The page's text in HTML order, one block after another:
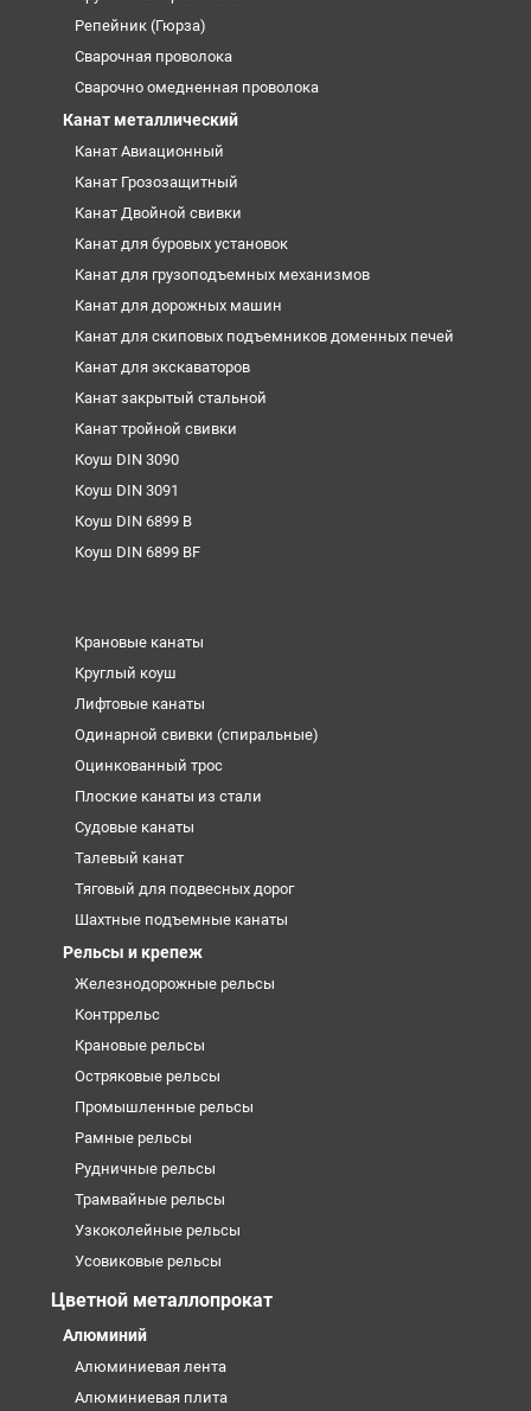
Репейник (Гюрза)
Сварочная проволока
Сварочно омедненная проволока
Канат металлический
Канат Авиационный
Канат Грозозащитный
Канат Двойной свивки
Канат для буровых установок
Канат для грузоподъемных механизмов
Канат для дорожных машин
Канат для скиповых подъемников доменных печей
Канат для экскаваторов
Канат закрытый стальной
Канат тройной свивки
Коуш DIN 3090
Коуш DIN 3091
Коуш DIN 6899 B
Коуш DIN 6899 BF
Крановые канаты
Круглый коуш
Лифтовые канаты
Одинарной свивки (спиральные)
Оцинкованный трос
Плоские канаты из стали
Судовые канаты
Талевый канат
Тяговый для подвесных дорог
Шахтные подъемные канаты
Рельсы и крепеж
Железнодорожные рельсы
Контррельс
Крановые рельсы
Остряковые рельсы
Промышленные рельсы
Рамные рельсы
Рудничные рельсы
Трамвайные рельсы
Узкоколейные рельсы
Усовиковые рельсы
Цветной металлопрокат
Алюминий
Алюминиевая лента
Алюминиевая плита